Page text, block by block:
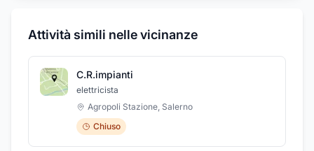
Attività simili nelle vicinanze
C.R.impianti
elettricista
Agropoli Stazione, Salerno
Chiuso